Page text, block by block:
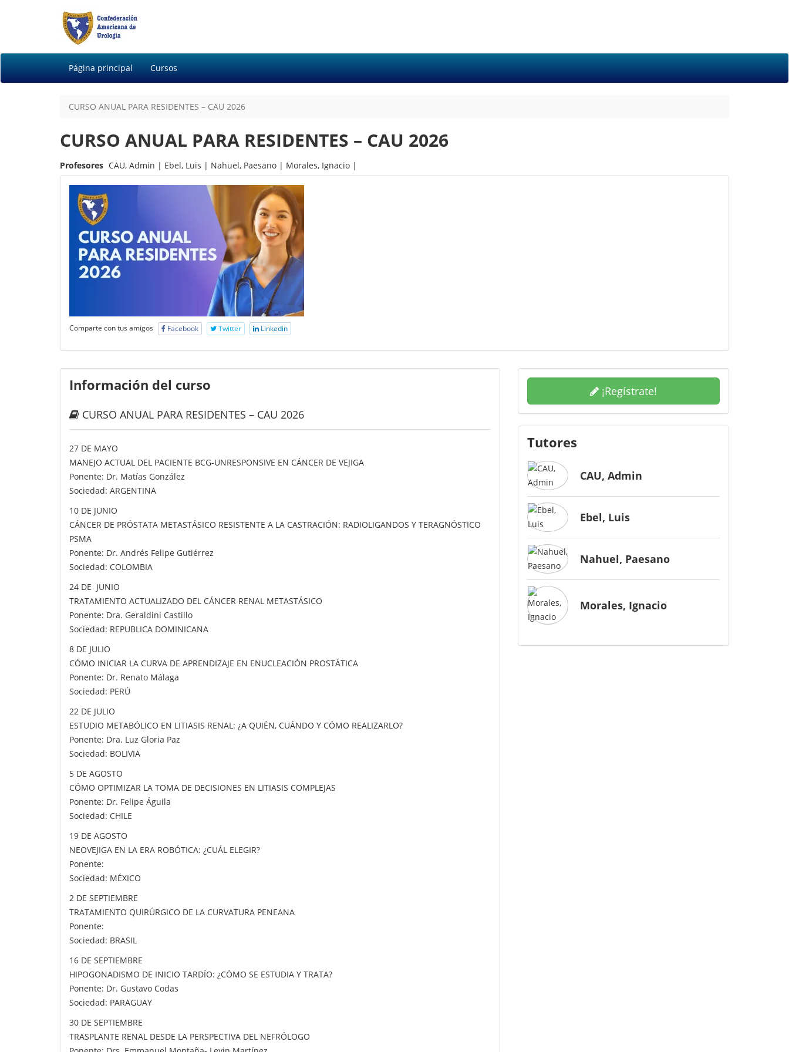
Página principal Cursos
CURSO ANUAL PARA RESIDENTES – CAU 2026
CURSO ANUAL PARA RESIDENTES – CAU 2026
Profesores CAU, Admin | Ebel, Luis | Nahuel, Paesano | Morales, Ignacio |
Comparte con tus amigos Facebook Twitter Linkedin
Información del curso
CURSO ANUAL PARA RESIDENTES – CAU 2026
27 DE MAYO
MANEJO ACTUAL DEL PACIENTE BCG-UNRESPONSIVE EN CÁNCER DE VEJIGA
Ponente: Dr. Matías González
Sociedad: ARGENTINA
10 DE JUNIO
CÁNCER DE PRÓSTATA METASTÁSICO RESISTENTE A LA CASTRACIÓN: RADIOLIGANDOS Y TERAGNÓSTICO
PSMA
Ponente: Dr. Andrés Felipe Gutiérrez
Sociedad: COLOMBIA
24 DE JUNIO
TRATAMIENTO ACTUALIZADO DEL CÁNCER RENAL METASTÁSICO
Ponente: Dra. Geraldini Castillo
Sociedad: REPUBLICA DOMINICANA
8 DE JULIO
CÓMO INICIAR LA CURVA DE APRENDIZAJE EN ENUCLEACIÓN PROSTÁTICA
Ponente: Dr. Renato Málaga
Sociedad: PERÚ
22 DE JULIO
ESTUDIO METABÓLICO EN LITIASIS RENAL: ¿A QUIÉN, CUÁNDO Y CÓMO REALIZARLO?
Ponente: Dra. Luz Gloria Paz
Sociedad: BOLIVIA
5 DE AGOSTO
CÓMO OPTIMIZAR LA TOMA DE DECISIONES EN LITIASIS COMPLEJAS
Ponente: Dr. Felipe Águila
Sociedad: CHILE
19 DE AGOSTO
NEOVEJIGA EN LA ERA ROBÓTICA: ¿CUÁL ELEGIR?
Ponente:
Sociedad: MÉXICO
2 DE SEPTIEMBRE
TRATAMIENTO QUIRÚRGICO DE LA CURVATURA PENEANA
Ponente:
Sociedad: BRASIL
16 DE SEPTIEMBRE
HIPOGONADISMO DE INICIO TARDÍO: ¿CÓMO SE ESTUDIA Y TRATA?
Ponente: Dr. Gustavo Codas
Sociedad: PARAGUAY
30 DE SEPTIEMBRE
TRASPLANTE RENAL DESDE LA PERSPECTIVA DEL NEFRÓLOGO
¡Regístrate!
Tutores
CAU, Admin
Ebel, Luis
Nahuel, Paesano
Morales, Ignacio